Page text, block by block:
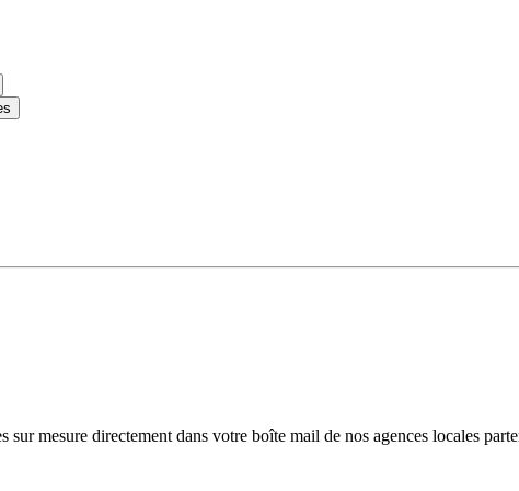
mesure directement dans votre boîte mail de nos agences locales